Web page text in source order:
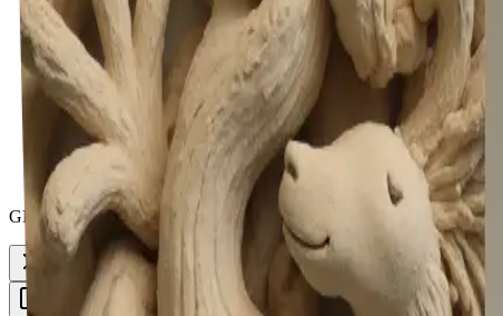
Bild-Tools
Dateikompressoren
Emoji-Tools
Neueste Bibliothek
GPT-Image-2 ist jetzt auf Vheer verfügbar. Jetzt kostenlos starten.
Toggle Sidebar